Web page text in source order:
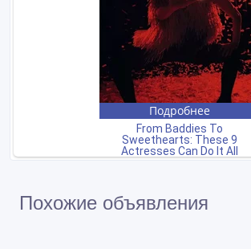
Похожие объявления